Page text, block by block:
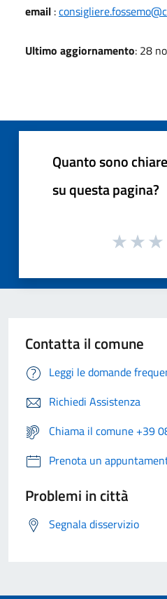
email :
Ultimo aggiornamento: 28
Quanto sono
su questa pagina?
Contatta il comune
Leggi le domande
Richiedi Assistenza
Chiama il comune +39
Prenota un
Problemi in città
Segnala disservizio